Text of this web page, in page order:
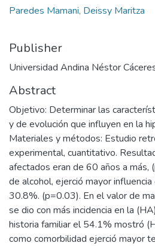
Paredes Mamani, Deissy Maritza
Publisher
Universidad Andina Néstor
Abstract
Objetivo: Determinar las
y de evolución que influyen en la
Materiales y métodos: Estudio
experimental, cuantitativo.
afectados eran de 60 años a más,
de alcohol, ejerció mayor
30.8%. (p=0.03). En el valor de
se dio con más incidencia en la
historia familiar el 54.1% mostró
como comorbilidad ejerció mayor